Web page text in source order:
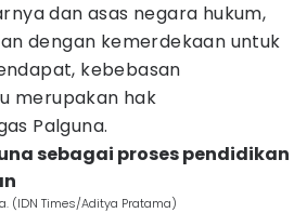
dan asas negara hukum,
dengan kemerdekaan untuk
kebebasan
merupakan hak
Palguna.
sebagai proses pendidikan
(IDN Times/Aditya Pratama)